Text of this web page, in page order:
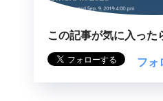
この記事が気に入った